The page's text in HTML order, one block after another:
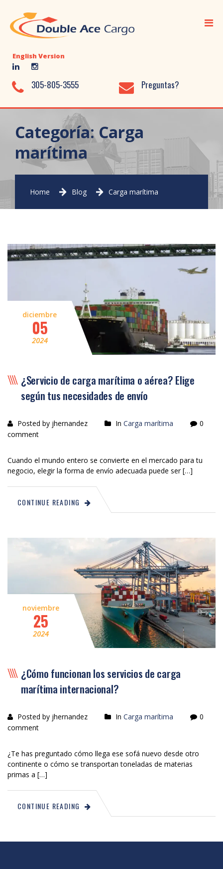
Inicio
Transporte Marítimo
Transporte Aéreo
Transporte Terrestre
Nosotros
English Version
305-805-3555 Preguntas?
Categoría: Carga
marítima
Home Blog Carga marítima
diciembre
05
2024
¿Servicio de carga marítima o aérea? Elige
según tus necesidades de envío
Posted by jhernandez In Carga marítima
0
comment
Cuando el mundo entero se convierte en el mercado para tu
negocio, elegir la forma de envío adecuada puede ser […]
CONTINUE READING
noviembre
25
2024
¿Cómo funcionan los servicios de carga
marítima internacional?
Posted by jhernandez In Carga marítima
0
comment
¿Te has preguntado cómo llega ese sofá nuevo desde otro
continente o cómo se transportan toneladas de materias
primas a […]
CONTINUE READING